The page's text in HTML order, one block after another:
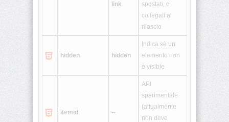
link
spostati, o
collegati al
rilascio
hidden hidden
Indica sè un
elemento non
è visible
itemid --
API
sperimentale
(attualmente
non deve